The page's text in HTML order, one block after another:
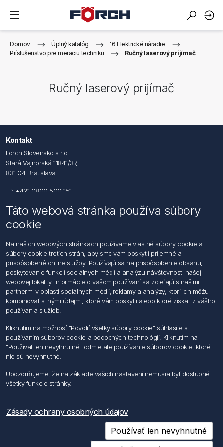
Domov Úplný katalóg
16 Elektrické náradie
Príslušenstvo pre meraciu techniku
Ručný laserový prijímač
Ručný laserový prijímač
Kontakt
Förch Slovensko s.r.o.
Stará Vajnorská 11841/37,
831 04 Bratislava
Tf: +421 0800 500 151
Email: office@foerch.sk
Kontaktujte nás
Informácie
Imprint
Vyhlásenie k ochrane údajov
Všeobecné dodacie a obchodné podmienky
Obchodný zástupca
Môj účet
Môj účet
Objednávky
Adresy
Táto webová stránka používa súbory
cookie
Na našich webových stránkach používame vlastné súbory cookie a
súbory cookie tretích strán, aby sme vám poskytli príjemné a
prispôsobené online služby. Používajú sa na prispôsobenie obsahu,
poskytovanie funkcií sociálnych médií a analýzu návštevnosti našej
webovej lokality. Informácie o vašom používaní sa zdieľajú s našimi
partnermi v oblasti sociálnych médií, reklamy a analýzy, ktorí ich môžu
kombinovať s inými údajmi, ktoré vám poskytli alebo ktoré získali z vášho
používania služieb.
Kliknutím na možnosť "Povoliť všetky súbory cookie" súhlasíte s
používaním súborov cookie a podobných technológií. Kliknutím na
"Používať len nevyhnutné" odmietate používanie súborov cookie, ktoré
nie sú nevyhnutné.
Upozorňujeme, že na základe vašich nastavení nemusia byť dostupné
všetky funkcie stránky.
Zásady ochrany osobných údajov
Používať len nevyhnutné